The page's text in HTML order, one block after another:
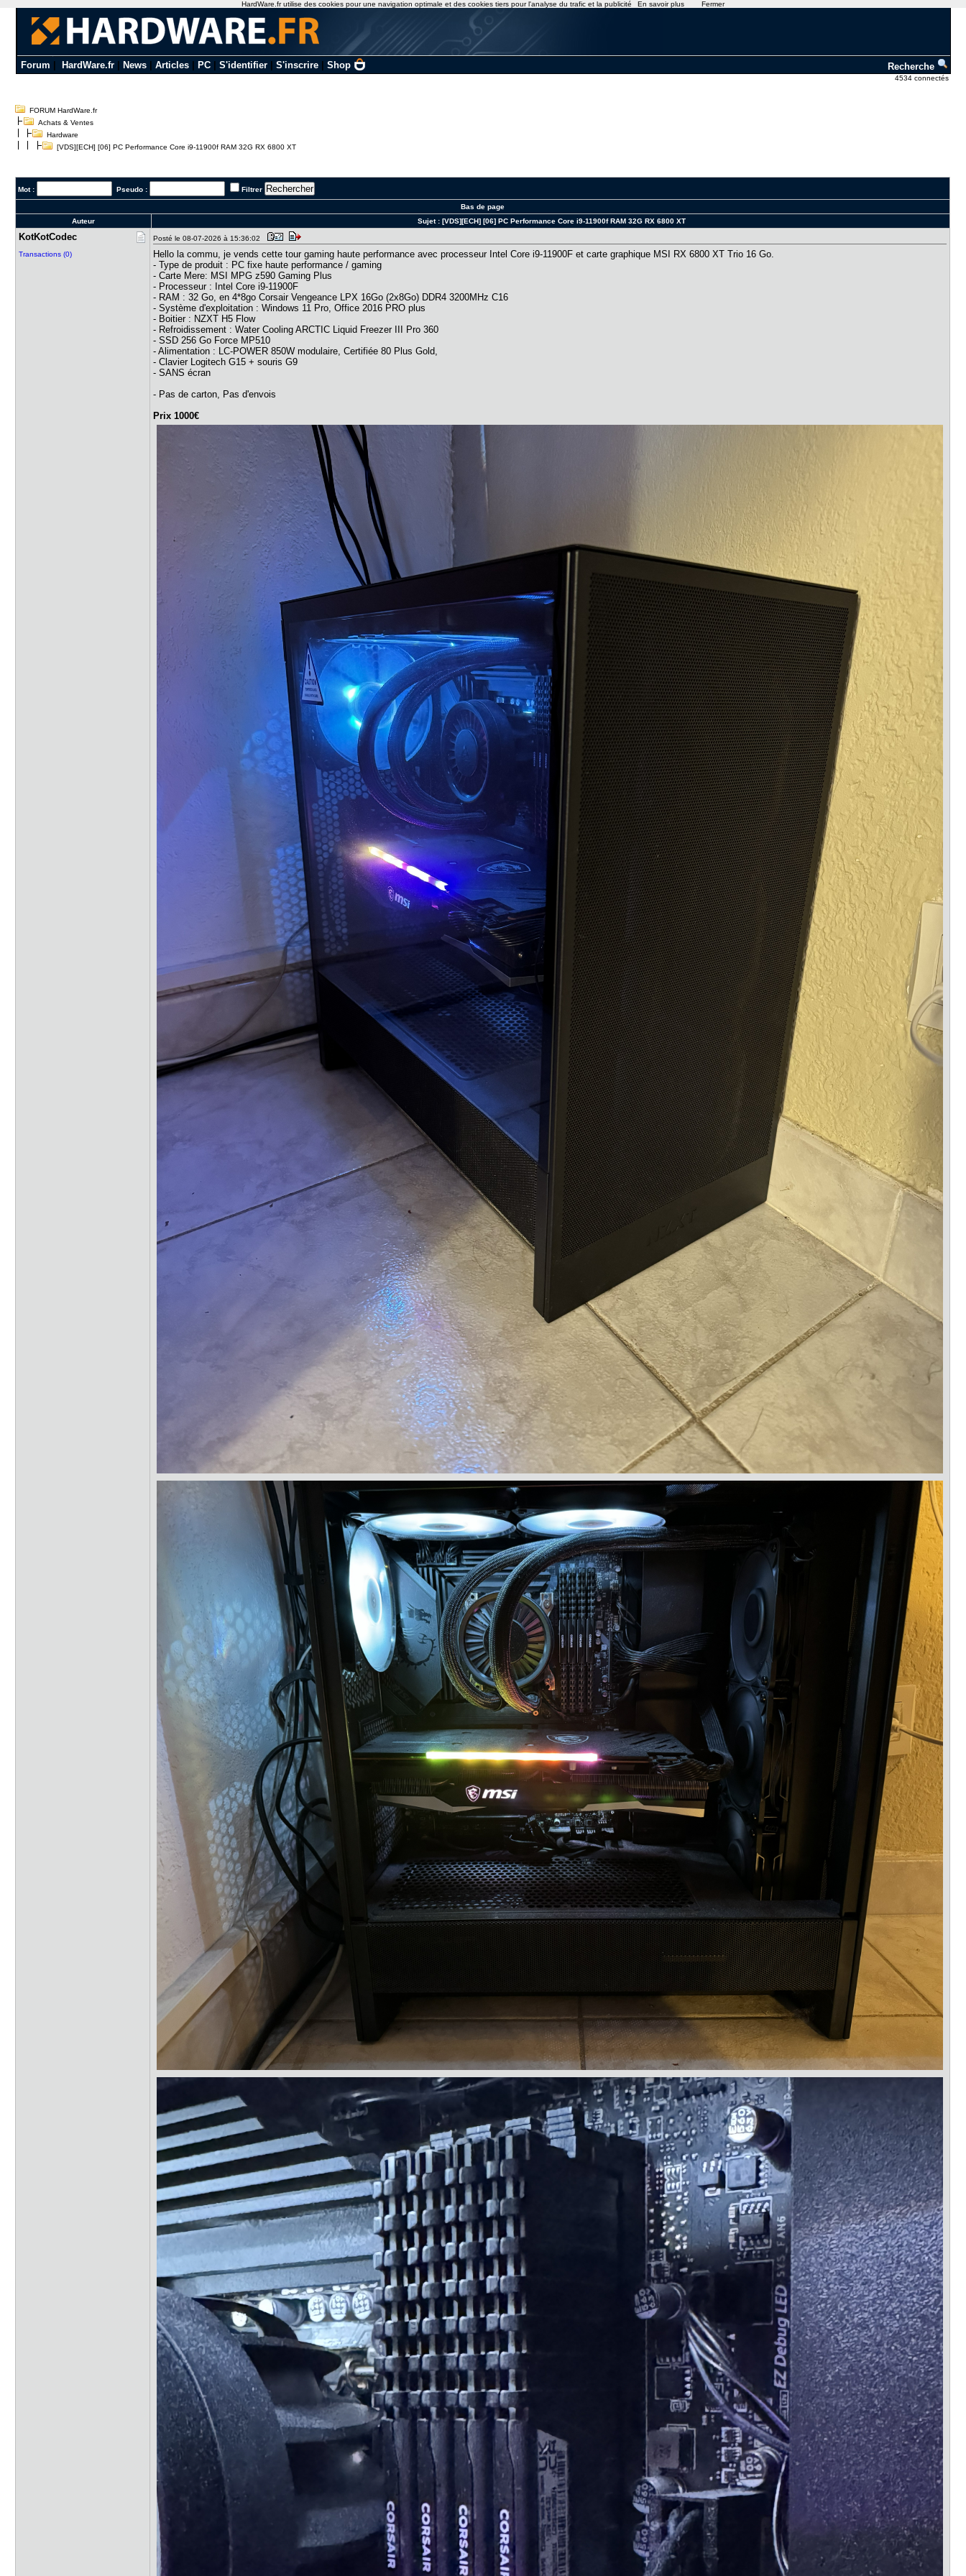
Forum HardWare.fr| News| Articles| PC| S'identifier| S'inscrire| Shop Recherche
4534 connectés
FORUM HardWare.fr
Achats & Ventes
Hardware
[VDS][ECH] [06] PC Performance Core i9-11900f RAM 32G RX 6800 XT
Mot : Pseudo : Filtrer
Bas de page
Auteur
Sujet :[VDS][ECH] [06] PC Performance Core i9-11900f RAM 32G RX 6800 XT
KotKotCode​c
Transactions (0)
Posté le 08-07-2026 à 15:36:02
Hello la commu, je vends cette tour gaming haute performance avec processeur Intel Core i9-11900F et carte graphique MSI RX 6800 XT Trio 16 Go.
- Type de produit : PC fixe haute performance / gaming
- Carte Mere: MSI MPG z590 Gaming Plus
- Processeur : Intel Core i9-11900F
- RAM : 32 Go, en 4*8go Corsair Vengeance LPX 16Go (2x8Go) DDR4 3200MHz C16
- Système d'exploitation : Windows 11 Pro, Office 2016 PRO plus
- Boitier : NZXT H5 Flow
- Refroidissement : Water Cooling ARCTIC Liquid Freezer III Pro 360
- SSD 256 Go Force MP510
- Alimentation : LC-POWER 850W modulaire, Certifiée 80 Plus Gold,
- Clavier Logitech G15 + souris G9
- SANS écran
- Pas de carton, Pas d'envois
Prix 1000€
HardWare.fr utilise des cookies pour une navigation optimale et des cookies tiers pour l'analyse du trafic et la publicité En savoir plus Fermer